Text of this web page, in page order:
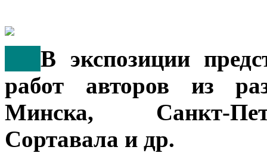
В экспозиции
работ авторов из
Минска, Санкт-
Сортавала и др.